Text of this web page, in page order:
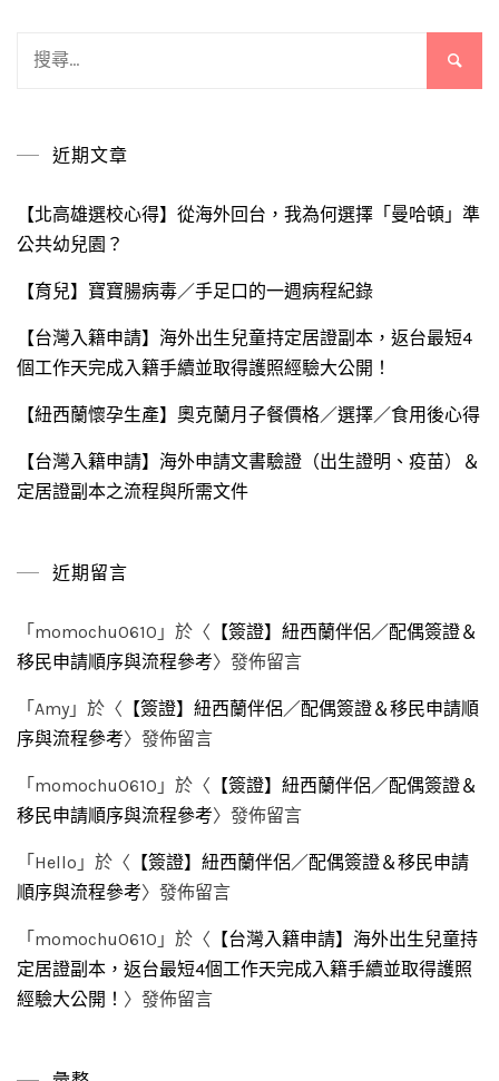
近期文章
【北高雄選校心得】從海外回台，我為何選擇「曼哈頓」準
公共幼兒園？
【育兒】寶寶腸病毒／手足口的一週病程紀錄
【台灣入籍申請】海外出生兒童持定居證副本，返台最短4
個工作天完成入籍手續並取得護照經驗大公開！
【紐西蘭懷孕生產】奧克蘭月子餐價格／選擇／食用後心得
【台灣入籍申請】海外申請文書驗證（出生證明、疫苗）＆
定居證副本之流程與所需文件
近期留言
「 momochu0610 」於〈 【簽證】紐西蘭伴侶／配偶簽證＆
移民申請順序與流程參考〉發佈留言
「 Amy 」於〈 【簽證】紐西蘭伴侶／配偶簽證＆移民申請順
序與流程參考〉發佈留言
「 momochu0610 」於〈 【簽證】紐西蘭伴侶／配偶簽證＆
移民申請順序與流程參考〉發佈留言
「 Hello 」於〈 【簽證】紐西蘭伴侶／配偶簽證＆移民申請
順序與流程參考〉發佈留言
「 momochu0610 」於〈 【台灣入籍申請】海外出生兒童持
定居證副本，返台最短4個工作天完成入籍手續並取得護照
經驗大公開！ 〉發佈留言